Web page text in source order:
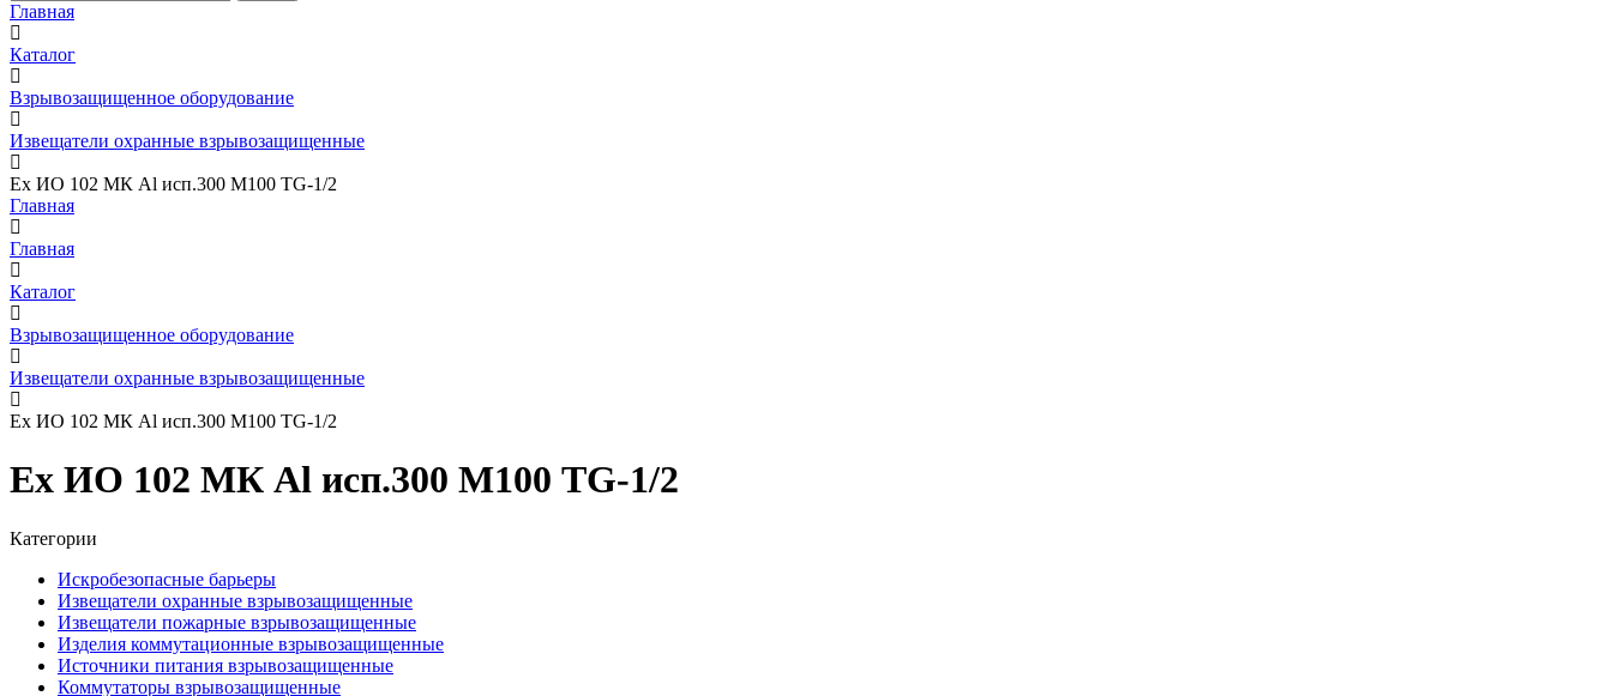
Главная
Каталог
Взрывозащищенное оборудование
Извещатели охранные взрывозащищенные
Ех ИО 102 МК Al исп.300 М100 TG-1/2
Главная
Главная
Каталог
Взрывозащищенное оборудование
Извещатели охранные взрывозащищенные
Ех ИО 102 МК Al исп.300 М100 TG-1/2
Ех ИО 102 МК Al исп.300 М100 TG-1/2
Категории
Искробезопасные барьеры
Извещатели охранные взрывозащищенные
Извещатели пожарные взрывозащищенные
Изделия коммутационные взрывозащищенные
Источники питания взрывозащищенные
Коммутаторы взрывозащищенные